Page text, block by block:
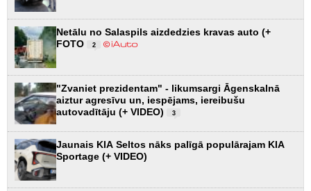
Netālu no Salaspils aizdedzies kravas auto (+
FOTO
2
"Zvaniet prezidentam" - likumsargi Āgenskalnā
aiztur agresīvu un, iespējams, iereibušu
autovadītāju (+ VIDEO)
3
Jaunais KIA Seltos nāks palīgā populārajam KIA
Sportage (+ VIDEO)